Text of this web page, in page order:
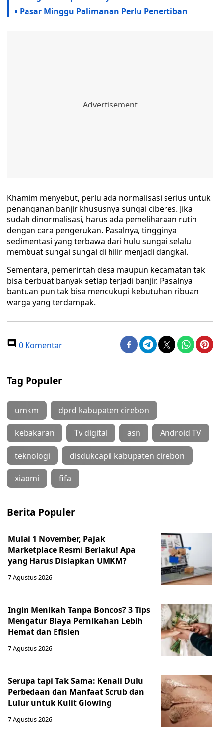
Pasar Minggu Palimanan Perlu Penertiban
Khamim menyebut, perlu ada normalisasi serius untuk
penanganan banjir khususnya sungai ciberes. Jika
sudah dinormalisasi, harus ada pemeliharaan rutin
dengan cara pengerukan. Pasalnya, tingginya
sedimentasi yang terbawa dari hulu sungai selalu
membuat sungai sungai di hilir menjadi dangkal.
Sementara, pemerintah desa maupun kecamatan tak
bisa berbuat banyak setiap terjadi banjir. Pasalnya
bantuan pun tak bisa mencukupi kebutuhan ribuan
warga yang terdampak.
0 Komentar
Tag Populer
umkm dprd kabupaten cirebon
kebakaran Tv digital asn Android TV
teknologi disdukcapil kabupaten cirebon
xiaomi fifa
Berita Populer
Mulai 1 November, Pajak
Marketplace Resmi Berlaku! Apa
yang Harus Disiapkan UMKM?
7 Agustus 2026
Ingin Menikah Tanpa Boncos? 3 Tips
Mengatur Biaya Pernikahan Lebih
Hemat dan Efisien
7 Agustus 2026
Serupa tapi Tak Sama: Kenali Dulu
Perbedaan dan Manfaat Scrub dan
Lulur untuk Kulit Glowing
7 Agustus 2026